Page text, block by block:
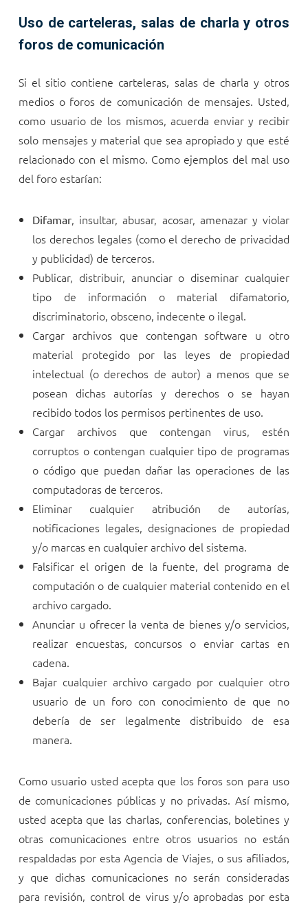
Uso de carteleras, salas de charla y otros
foros de comunicación
Si el sitio contiene carteleras, salas de charla y otros
medios o foros de comunicación de mensajes. Usted,
como usuario de los mismos, acuerda enviar y recibir
solo mensajes y material que sea apropiado y que esté
relacionado con el mismo. Como ejemplos del mal uso
del foro estarían:
Difamar, insultar, abusar, acosar, amenazar y violar
los derechos legales (como el derecho de privacidad
y publicidad) de terceros.
Publicar, distribuir, anunciar o diseminar cualquier
tipo de información o material difamatorio,
discriminatorio, obsceno, indecente o ilegal.
Cargar archivos que contengan software u otro
material protegido por las leyes de propiedad
intelectual (o derechos de autor) a menos que se
posean dichas autorías y derechos o se hayan
recibido todos los permisos pertinentes de uso.
Cargar archivos que contengan virus, estén
corruptos o contengan cualquier tipo de programas
o código que puedan dañar las operaciones de las
computadoras de terceros.
Eliminar cualquier atribución de autorías,
notificaciones legales, designaciones de propiedad
y/o marcas en cualquier archivo del sistema.
Falsificar el origen de la fuente, del programa de
computación o de cualquier material contenido en el
archivo cargado.
Anunciar u ofrecer la venta de bienes y/o servicios,
realizar encuestas, concursos o enviar cartas en
cadena.
Bajar cualquier archivo cargado por cualquier otro
usuario de un foro con conocimiento de que no
debería de ser legalmente distribuido de esa
manera.
Como usuario usted acepta que los foros son para uso
de comunicaciones públicas y no privadas. Así mismo,
usted acepta que las charlas, conferencias, boletines y
otras comunicaciones entre otros usuarios no están
respaldadas por esta Agencia de Viajes, o sus afiliados,
y que dichas comunicaciones no serán consideradas
para revisión, control de virus y/o aprobadas por esta